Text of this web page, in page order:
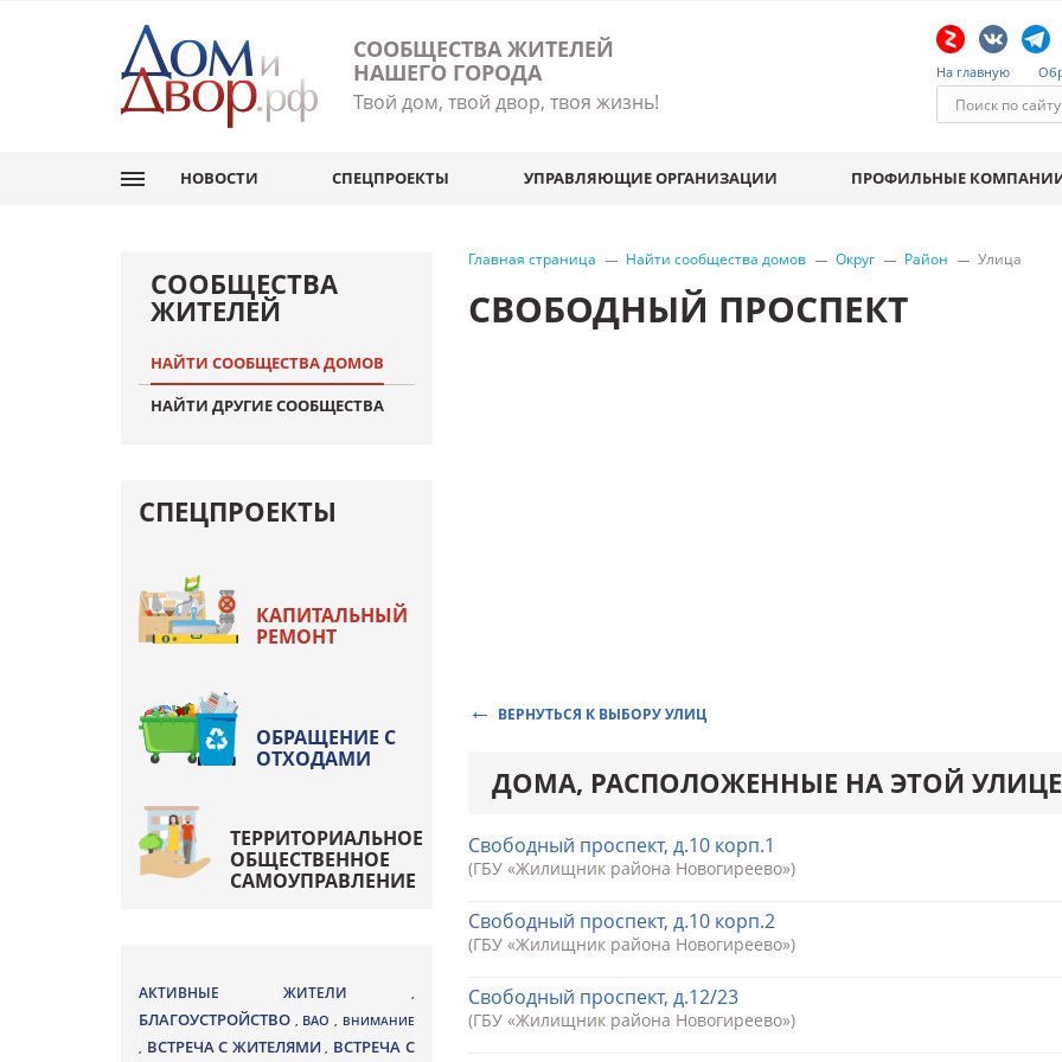
СООБЩЕСТВА ЖИТЕЛЕЙ
НАШЕГО ГОРОДА
Твой дом, твой двор, твоя жизнь!
На главную
НОВОСТИ СПЕЦПРОЕКТЫ УПРАВЛЯЮЩИЕ ОРГАНИЗАЦИИ ПРОФИЛЬНЫЕ
Главная страница Найти сообщества домов Округ Район Улица
СВОБОДНЫЙ ПРОСПЕКТ
ВЕРНУТЬСЯ К ВЫБОРУ УЛИЦ
ДОМА, РАСПОЛОЖЕННЫЕ НА ЭТОЙ
Свободный проспект, д.10 корп.1
(ГБУ «Жилищник района Новогиреево»)
Свободный проспект, д.10 корп.2
(ГБУ «Жилищник района Новогиреево»)
Свободный проспект, д.12/23
(ГБУ «Жилищник района Новогиреево»)
СООБЩЕСТВА
ЖИТЕЛЕЙ
НАЙТИ СООБЩЕСТВА ДОМОВ
НАЙТИ ДРУГИЕ СООБЩЕСТВА
СПЕЦПРОЕКТЫ
КАПИТАЛЬНЫЙ
РЕМОНТ
ОБРАЩЕНИЕ С
ОТХОДАМИ
ТЕРРИТОРИАЛЬНОЕ
ОБЩЕСТВЕННОЕ
САМОУПРАВЛЕНИЕ
АКТИВНЫЕ ЖИТЕЛИ ,
БЛАГОУСТРОЙСТВО , ВАО , ВНИМАНИЕ
, ВСТРЕЧА С ЖИТЕЛЯМИ, ВСТРЕЧА С